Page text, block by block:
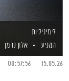
לימיניליות
המניע
אלון נוימן
15.05.26
00:57:56